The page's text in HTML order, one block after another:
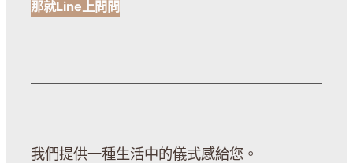
那就Line上問問
我們提供一種生活中的儀式感給您。